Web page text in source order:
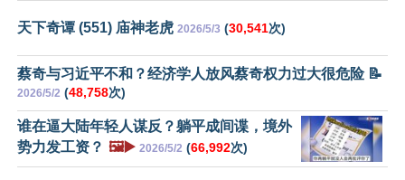
天下奇谭 (551) 庙神老虎 2026/5/3 (30,541次)
蔡奇与习近平不和？经济学人放风蔡奇权力过大很危险 📝
2026/5/2 (48,758次)
谁在逼大陆年轻人谋反？躺平成间谍，境外
势力发工资？ 🖼️▶️ 2026/5/2 (66,992次)